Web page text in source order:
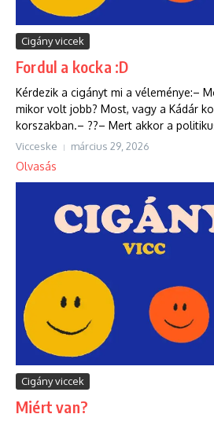
Cigány viccek
Fordul a kocka :D
Kérdezik a cigányt mi a véleménye:–
mikor volt jobb? Most, vagy a Kádár
korszakban.– ??– Mert akkor a
Vicceske március 29, 2026
Olvasás
Cigány viccek
Miért van?